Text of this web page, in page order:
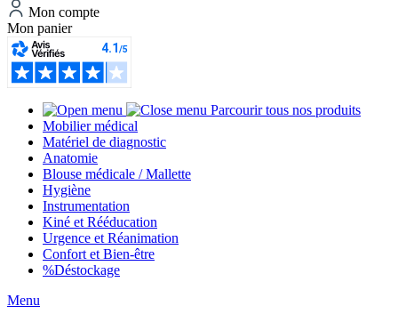
Mon compte
Mon panier
Parcourir tous nos produits
Mobilier médical
Matériel de diagnostic
Anatomie
Blouse médicale / Mallette
Hygiène
Instrumentation
Kiné et Rééducation
Urgence et Réanimation
Confort et Bien-être
%Déstockage
Menu